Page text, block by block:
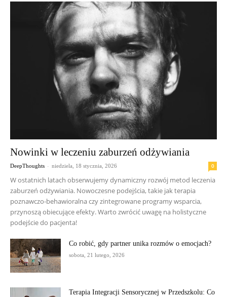
Nowinki w leczeniu zaburzeń odżywiania
DeepThoughts - niedziela, 18 stycznia, 2026 0
W ostatnich latach obserwujemy dynamiczny rozwój metod leczenia
zaburzeń odżywiania. Nowoczesne podejścia, takie jak terapia
poznawczo-behawioralna czy zintegrowane programy wsparcia,
przynoszą obiecujące efekty. Warto zwrócić uwagę na holistyczne
podejście do pacjenta!
Co robić, gdy partner unika rozmów o emocjach?
sobota, 21 lutego, 2026
Terapia Integracji Sensorycznej w Przedszkolu: Co